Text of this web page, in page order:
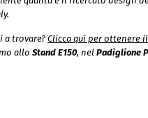
.
a trovare?Clicca qui per ottenere
allo Stand E150, nel Padiglione